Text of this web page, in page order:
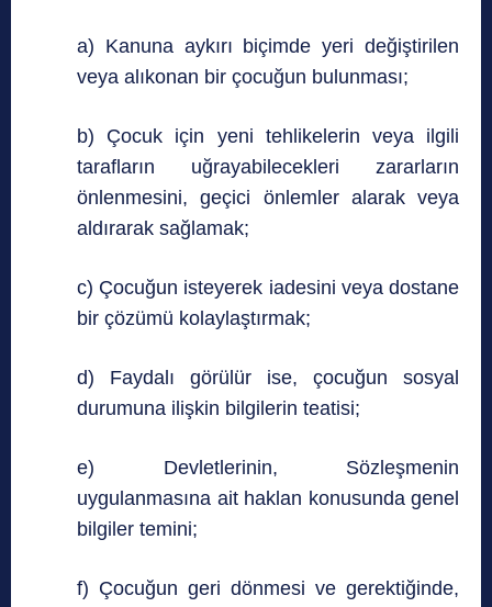
a) Kanuna aykırı biçimde yeri değiştirilen
veya alıkonan bir çocuğun bulunması;
b) Çocuk için yeni tehlikelerin veya ilgili
tarafların uğrayabilecekleri zararların
önlenmesini, geçici önlemler alarak veya
aldırarak sağlamak;
c) Çocuğun isteyerek iadesini veya dostane
bir çözümü kolaylaştırmak;
d) Faydalı görülür ise, çocuğun sosyal
durumuna ilişkin bilgilerin teatisi;
e) Devletlerinin, Sözleşmenin
uygulanmasına ait haklan konusunda genel
bilgiler temini;
f) Çocuğun geri dönmesi ve gerektiğinde,